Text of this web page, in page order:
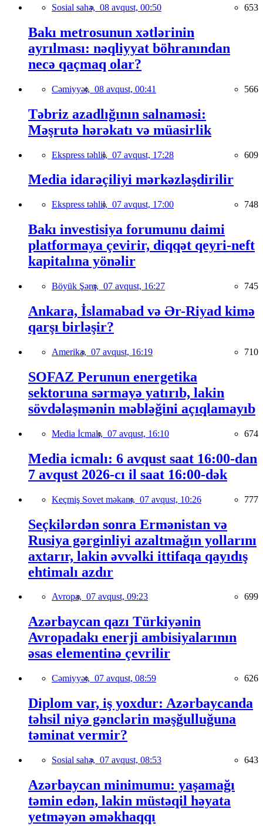
Sosial sahə, 08 avqust, 00:50 653
Bakı metrosunun xətlərinin
ayrılması: nəqliyyat böhranından
necə qaçmaq olar?
Cəmiyyət, 08 avqust, 00:41 566
Təbriz azadlığının salnaməsi:
Məşrutə hərəkatı və müasirlik
Ekspress təhlil, 07 avqust, 17:28 609
Media idarəçiliyi mərkəzləşdirilir
Ekspress təhlil, 07 avqust, 17:00 748
Bakı investisiya forumunu daimi
platformaya çevirir, diqqət qeyri-neft
kapitalına yönəlir
Böyük Şərq, 07 avqust, 16:27 745
Ankara, İslamabad və Ər-Riyad kimə
qarşı birləşir?
Amerika, 07 avqust, 16:19 710
SOFAZ Perunun energetika
sektoruna sərmayə yatırıb, lakin
sövdələşmənin məbləğini açıqlamayıb
Media İcmalı, 07 avqust, 16:10 674
Media icmalı: 6 avqust saat 16:00-dan
7 avqust 2026-cı il saat 16:00-dək
Keçmiş Sovet məkanı, 07 avqust, 10:26 777
Seçkilərdən sonra Ermənistan və
Rusiya gərginliyi azaltmağın yollarını
axtarır, lakin əvvəlki ittifaqa qayıdış
ehtimalı azdır
Avropa, 07 avqust, 09:23 699
Azərbaycan qazı Türkiyənin
Avropadakı enerji ambisiyalarının
əsas elementinə çevrilir
Cəmiyyət, 07 avqust, 08:59 626
Diplom var, iş yoxdur: Azərbaycanda
təhsil niyə gənclərin məşğulluğuna
təminat vermir?
Sosial sahə, 07 avqust, 08:53 643
Azərbaycan minimumu: yaşamağı
təmin edən, lakin müstəqil həyata
yetməyən əməkhaqqı